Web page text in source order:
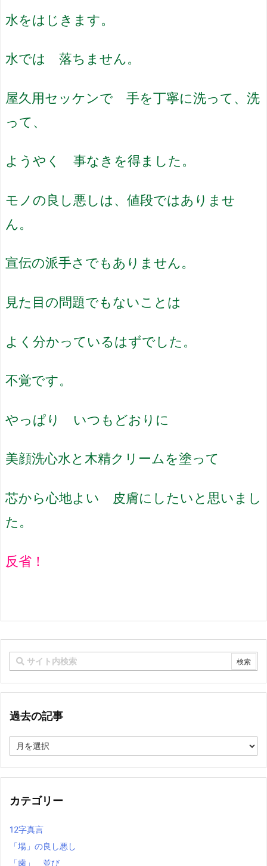
水をはじきます。
水では 落ちません。
屋久用セッケンで 手を丁寧に洗って、洗
って、
ようやく 事なきを得ました。
モノの良し悪しは、値段ではありませ
ん。
宣伝の派手さでもありません。
見た目の問題でもないことは
よく分かっているはずでした。
不覚です。
やっぱり いつもどおりに
美顔洗心水と木精クリームを塗って
芯から心地よい 皮膚にしたいと思いまし
た。
反省！
過去の記事
去
記
カテゴリー
12字真言
「場」の良し悪し
「歯」 並び